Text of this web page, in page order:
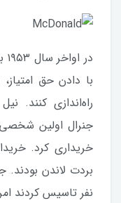
با دادن حق
راه‌اندازی کنند.
جنرال اولین شخصی
خریداری کرد.
بردت لاندن
نفر تاسیس کردند